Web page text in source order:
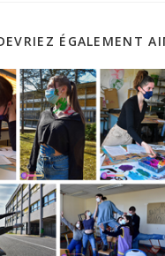
ÉGALEMENT